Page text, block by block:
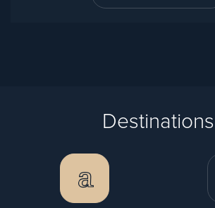
Destinations